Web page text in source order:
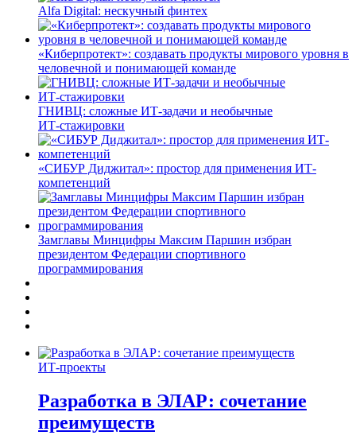
Alfa Digital: нескучный финтех
«Киберпротект»: создавать продукты мирового уровня в
человечной и понимающей команде
ГНИВЦ: сложные ИТ‑задачи и необычные
ИТ‑стажировки
«СИБУР Диджитал»: простор для применения ИТ-
компетенций
Замглавы Минцифры Максим Паршин избран
президентом Федерации спортивного
программирования
ИТ-проекты
Разработка в ЭЛАР: сочетание
преимуществ